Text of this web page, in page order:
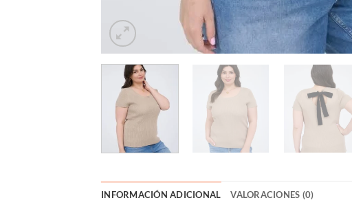
INFORMACIÓN ADICIONAL VALORACIONES (0)